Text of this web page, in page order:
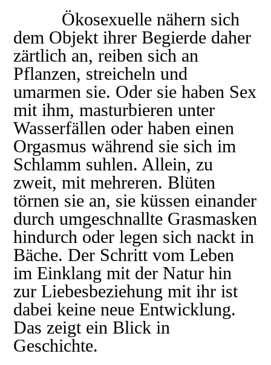
Ökosexuelle nähern sich
dem Objekt ihrer Begierde daher
zärtlich an, reiben sich an
Pflanzen, streicheln und
umarmen sie. Oder sie haben Sex
mit ihm, masturbieren unter
Wasserfällen oder haben einen
Orgasmus während sie sich im
Schlamm suhlen. Allein, zu
zweit, mit mehreren. Blüten
törnen sie an, sie küssen einander
durch umgeschnallte Grasmasken
hindurch oder legen sich nackt in
Bäche. Der Schritt vom Leben
im Einklang mit der Natur hin
zur Liebesbeziehung mit ihr ist
dabei keine neue Entwicklung.
Das zeigt ein Blick in
Geschichte.